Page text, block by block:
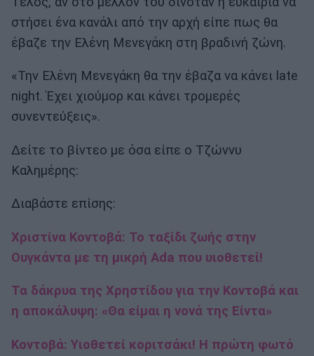
στήσει ένα κανάλι από την αρχή είπε πως θα
έβαζε την Ελένη Μενεγάκη στη βραδινή ζώνη.
«Την Ελένη Μενεγάκη θα την έβαζα να κάνει late
night. Έχει χιούμορ και κάνει τρομερές
συνεντεύξεις».
Δείτε το βίντεο με όσα είπε ο Τζώννυ
Καλημέρης:
Διαβάστε επίσης:
Χριστίνα Κοντοβά: Το ταξίδι ζωής στην
Ουγκάντα με τη μικρή Ada που υιοθετεί!
Τα δάκρυα της Χρηστίδου για την Κοντοβά και
η αποκάλυψη: «Θα είμαι η νονά της Είντα»
Κοντοβά: Υιοθετεί κοριτσάκι! Η πρώτη φωτό